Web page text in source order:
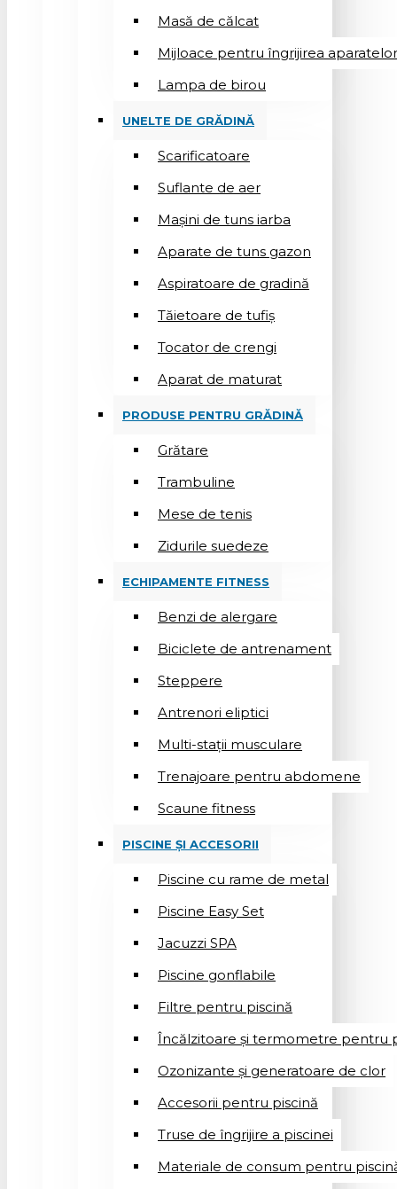
Masă de călcat
Mijloace pentru îngrijirea
Lampa de birou
UNELTE DE GRĂDINĂ
Scarificatoare
Suflantе de aer
Mașini de tuns iarba
Aparate de tuns gazon
Aspiratoare de gradină
Tăietoare de tufiș
Tocator de crengi
Aparat de maturat
PRODUSE PENTRU GRĂDINĂ
Grătare
Trambuline
Mese de tenis
Zidurile suedeze
ECHIPAMENTE FITNESS
Benzi de alergare
Biciclete de antrenament
Steppere
Antrenori eliptici
Multi-stații musculare
Trenajoare pentru abdomene
Scaune fitness
PISCINE ȘI ACCESORII
Piscine cu rame de metal
Piscine Easy Set
Jacuzzi SPA
Piscine gonflabile
Filtre pentru piscină
Încălzitoare și termometre pentru
Ozonizante și generatoare de clor
Accesorii pentru piscină
Truse de îngrijire a piscinei
Materiale de consum pentru